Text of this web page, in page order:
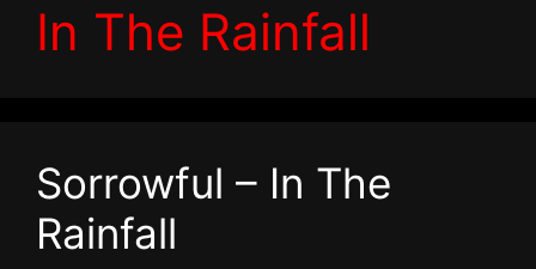
In The Rainfall
Sorrowful – In The
Rainfall